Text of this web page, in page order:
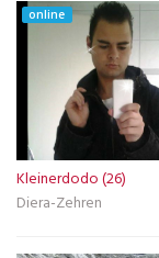
online
Kleinerdodo (26)
Diera-Zehren